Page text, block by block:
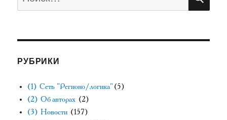
РУБРИКИ
(1) Сеть "Регионо/логика"(5)
(2) Об авторах (2)
(3) Новости (157)